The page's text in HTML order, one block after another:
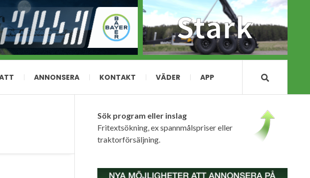
ANNONSERA KONTAKT VÄDER APP
Sök program eller inslag
Fritextsökning, ex spannmålspriser eller
traktorförsäljning.